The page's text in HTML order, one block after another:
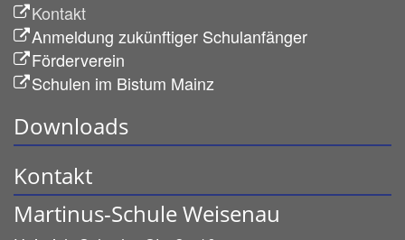
Kontakt
Anmeldung zukünftiger Schulanfänger
Förderverein
Schulen im Bistum Mainz
Downloads
Kontakt
Martinus-Schule Weisenau